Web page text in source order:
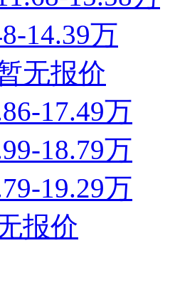
14.39万
无报价
17.49万
18.79万
19.29万
报价